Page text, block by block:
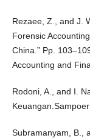
Rezaee, Z., and J.
Forensic
China.” Pp.
Accounting and
Rodoni, A., and I.
Subramanyam, B.,